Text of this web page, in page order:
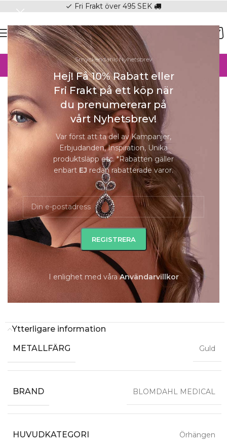
Smyckendahls Nyhetsbrev
Hej! Få 10% Rabatt eller
Fri Frakt på ett köp när
du prenumererar på
vårt Nyhetsbrev!
Var först att ta del av Kampanjer,
Erbjudanden, Inspiration, Unika
produktsläpp etc. *Rabatten gäller
enbart EJ redan rabatterade varor.
I enlighet med våraAnvändarvillkor
checkFri Frakt över 495 SEK
SOMMAR-REA HOS SMYCKENDAHLS,
UPP TILL 25%
Örhängen Örhängen Dam
Förstora
GT Bezel 4 mm, Crystal
249
Beställningsvara 5-8 dagar.
Beställningsvara 5-8 dagar.
+
LÄGG TILL I VARUKORG
Ytterligare information
METALLFÄRG
Guld
BRAND BLOMDAHL MEDICAL
HUVUDKATEGORI Örhängen